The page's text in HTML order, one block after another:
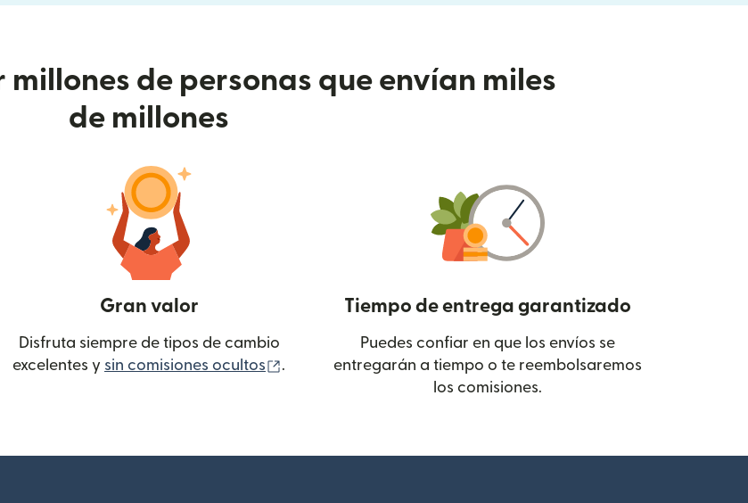
millones de personas que envían miles
de millones
Gran valor
Disfruta siempre de tipos de cambio
excelentes y sin comisiones ocultos (se abre en una ventana nueva)
.
Tiempo de entrega garantizado
Puedes confiar en que los envíos se
entregarán a tiempo o te reembolsaremos
los comisiones.